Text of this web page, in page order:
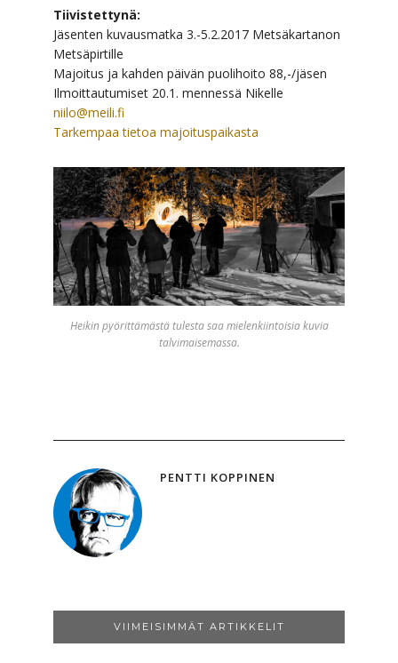
Tiivistettynä:
Jäsenten kuvausmatka 3.-5.2.2017 Metsäkartanon
Metsäpirtille
Majoitus ja kahden päivän puolihoito 88,-/jäsen
Ilmoittautumiset 20.1. mennessä Nikelle
niilo@meili.fi
Tarkempaa tietoa majoituspaikasta
Heikin pyörittämästä tulesta saa mielenkiintoisia kuvia
talvimaisemassa.
PENTTI KOPPINEN
VIIMEISIMMÄT ARTIKKELIT